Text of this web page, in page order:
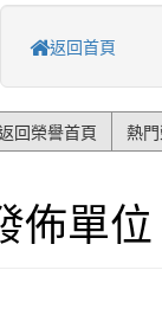
返回首頁
回榮譽首頁 熱
佈單